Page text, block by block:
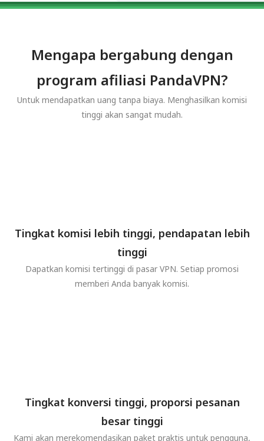
Mengapa bergabung dengan
program afiliasi PandaVPN?
Untuk mendapatkan uang tanpa biaya. Menghasilkan komisi
tinggi akan sangat mudah.
Tingkat komisi lebih tinggi, pendapatan lebih
tinggi
Dapatkan komisi tertinggi di pasar VPN. Setiap promosi
memberi Anda banyak komisi.
Tingkat konversi tinggi, proporsi pesanan
besar tinggi
Kami akan merekomendasikan paket praktis untuk pengguna,